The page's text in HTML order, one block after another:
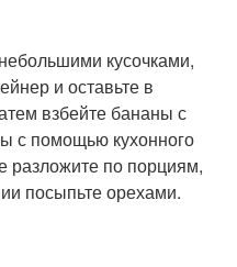
кусочками,
и оставьте в
взбейте бананы с
с помощью кухонного
разложите по порциям,
посыпьте орехами.